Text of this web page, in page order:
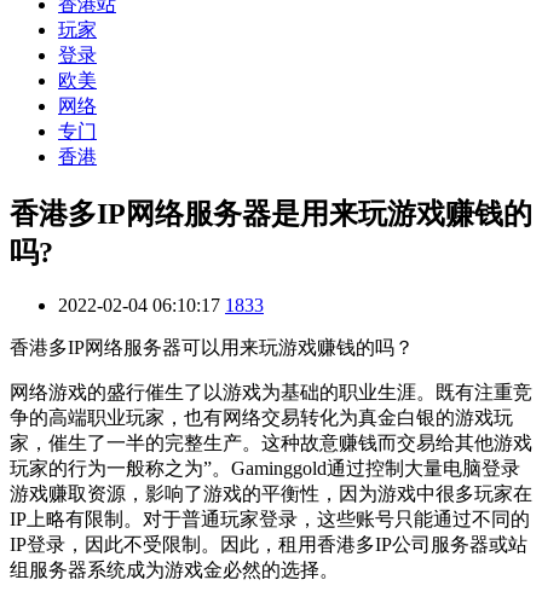
玩家
登录
欧美
网络
专门
香港
香港多IP网络服务器是用来玩游戏赚钱的
吗?
2022-02-04 06:10:17 1833
香港多IP网络服务器可以用来玩游戏赚钱的吗？
网络游戏的盛行催生了以游戏为基础的职业生涯。既有注重竞
争的高端职业玩家，也有网络交易转化为真金白银的游戏玩
家，催生了一半的完整生产。这种故意赚钱而交易给其他游戏
玩家的行为一般称之为”。Gaminggold通过控制大量电脑登录
游戏赚取资源，影响了游戏的平衡性，因为游戏中很多玩家在
IP上略有限制。对于普通玩家登录，这些账号只能通过不同的
IP登录，因此不受限制。因此，租用香港多IP公司服务器或站
组服务器系统成为游戏金必然的选择。